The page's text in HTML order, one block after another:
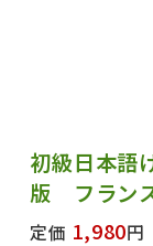
初級日本
版 フラン
定価 1,980円